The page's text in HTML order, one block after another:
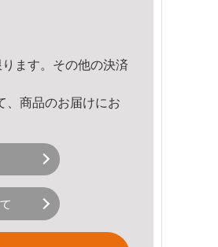
ます。その他の決済
、商品のお届けにお